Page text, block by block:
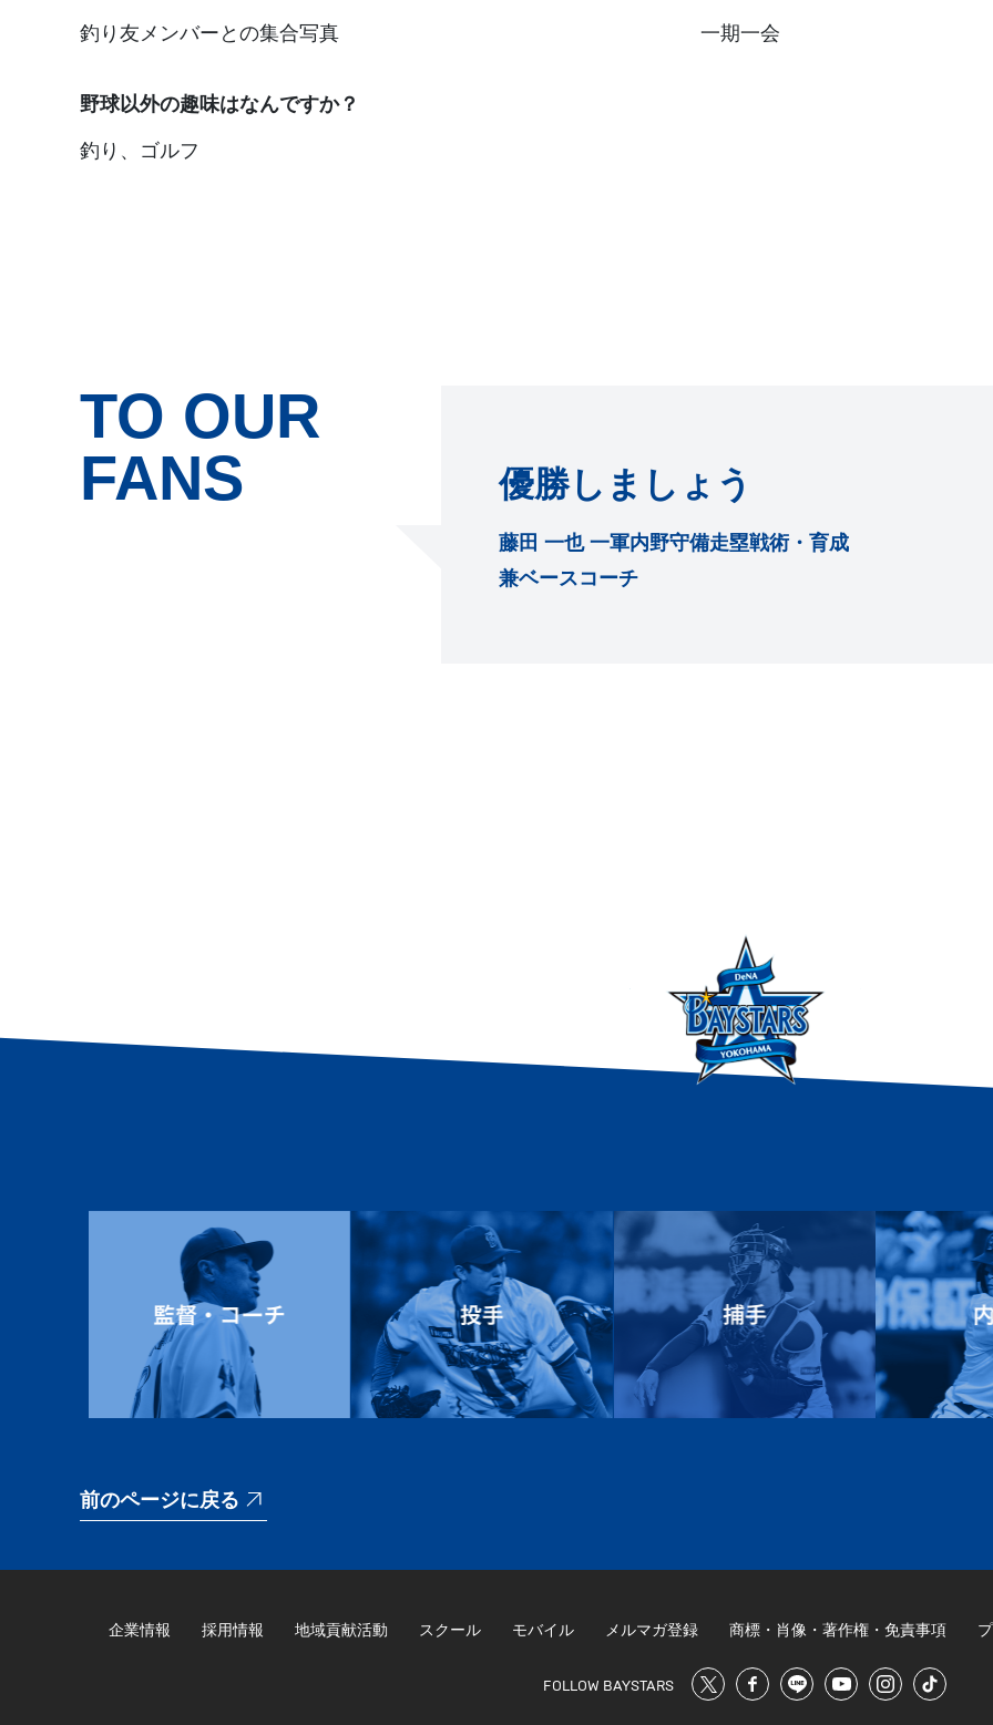
釣り友メンバーとの集合写真
野球以外の趣味はなんですか？
釣り、ゴルフ
一期一会
TO OUR
FANS
優勝しましょう
藤田 一也 一軍内野守備走塁戦術・育成
兼ベースコーチ
前のページに戻る
企業情報 採用情報 地域貢献活動 スクール モバイル メルマガ登録 商標・肖像・著作権・免責事項
FOLLOW BAYSTARS